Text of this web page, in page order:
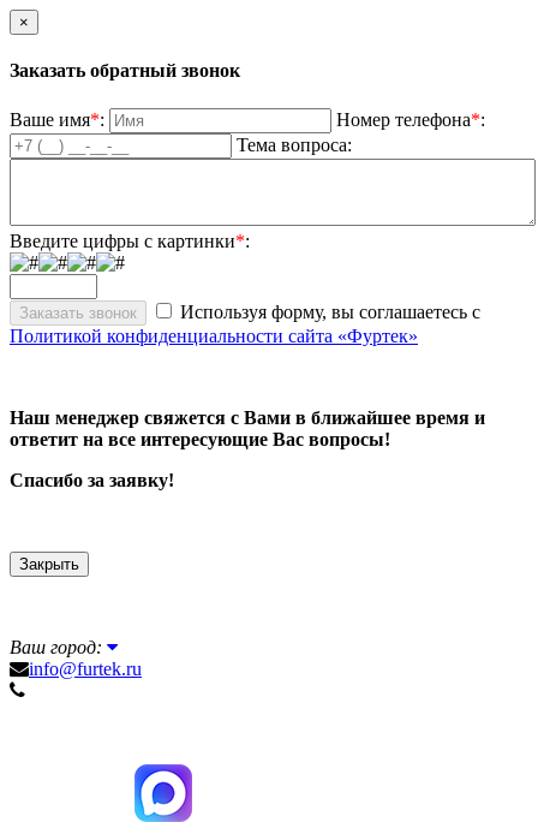
×
Заказать обратный звонок
Ваше имя*: Номер телефона*:
Тема вопроса:
Введите цифры с картинки*:
Используя форму, вы соглашаетесь с
Политикой конфиденциальности сайта «Фуртек»
Наш менеджер свяжется с Вами в ближайшее время и
ответит на все интересующие Вас вопросы!
Спасибо за заявку!
Закрыть
Ваш город:
info@furtek.ru